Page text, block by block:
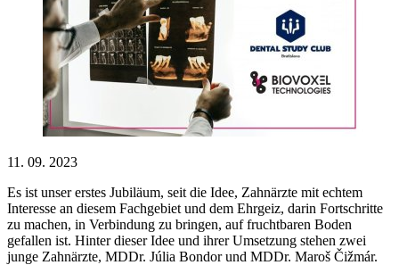
11. 09. 2023
Es ist unser erstes Jubiläum, seit die Idee, Zahnärzte mit echtem
Interesse an diesem Fachgebiet und dem Ehrgeiz, darin Fortschritte
zu machen, in Verbindung zu bringen, auf fruchtbaren Boden
gefallen ist. Hinter dieser Idee und ihrer Umsetzung stehen zwei
junge Zahnärzte, MDDr. Júlia Bondor und MDDr. Maroš Čižmár.